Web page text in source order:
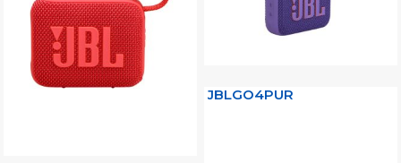
JBLGO4PUR